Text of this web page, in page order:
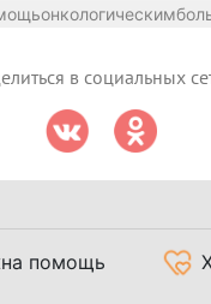
в социальных
помощь